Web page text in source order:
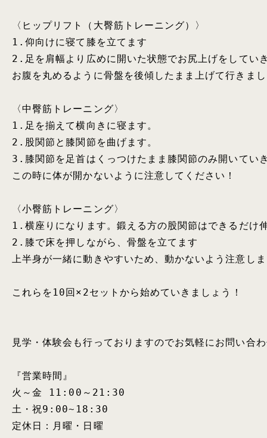
〈ヒップリフト（大臀筋トレーニング）〉
1.仰向けに寝て膝を立てます
2.足を肩幅より広めに開いた状態でお尻上げをしてい
お腹を丸めるように骨盤を後傾したまま上げて行きま
〈中臀筋トレーニング〉
1.足を揃えて横向きに寝ます。
2.股関節と膝関節を曲げます。
3.膝関節を足首はくっつけたまま膝関節のみ開いてい
この時に体が開かないように注意してください！
〈小臀筋トレーニング〉
1.横座りになります。鍛える方の股関節はできるだけ
2.膝で床を押しながら、骨盤を立てます
上半身が一緒に動きやすいため、動かないよう注意し
これらを10回×2セットから始めていきましょう！
見学・体験会も行っておりますのでお気軽にお問い合
『営業時間』
火～金 11:00～21:30
土・祝9:00~18:30
定休日：月曜・日曜